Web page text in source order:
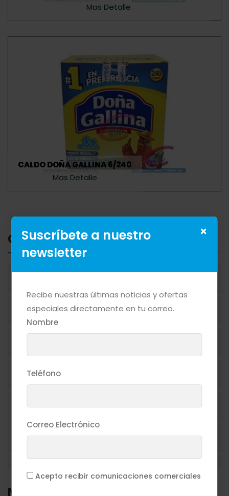
Mas Detalle
CALDO DOÑA GALLINA 6/240
Mas Detalle
Categorias
ADEREZOS
AZÚCAR
BEBIDAS ALCOHÓLICAS
BEBIDAS NO ALCOHÓLICAS
CAFÉ
Marcas
×
Suscríbete a nuestro
newsletter
Recibe nuestras últimas noticias y ofertas
especiales directamente en tu correo.
Nombre
Teléfono
Correo Electrónico
Acepto recibir comunicaciones comerciales